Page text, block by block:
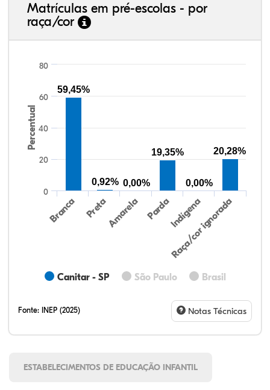
Matrículas em pré-escolas - por
raça/cor
Percentual
Canitar - SP São Paulo Brasil
Branca PretaAmarela PardaIndígena
Raça/cor ignorada
0
20
40
60
80
59,45%
0,92% 0,00%
19,35%
0,00%
20,28%
Fonte: INEP (2025) Notas Técnicas
ESTABELECIMENTOS DE EDUCAÇÃO INFANTIL